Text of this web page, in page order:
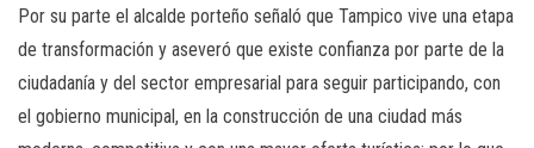
Por su parte el alcalde porteño señaló que Tampico vive una etapa
de transformación y aseveró que existe confianza por parte de la
ciudadanía y del sector empresarial para seguir participando, con
el gobierno municipal, en la construcción de una ciudad más